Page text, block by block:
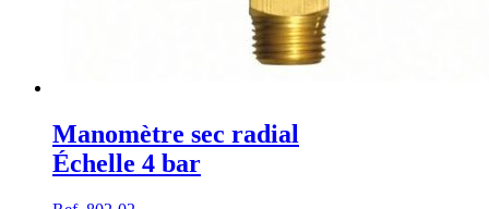
Manomètre sec radial
Échelle 4 bar